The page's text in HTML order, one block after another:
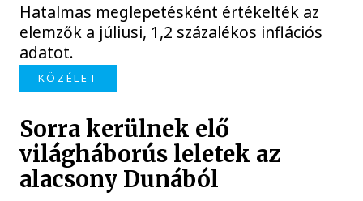
Hatalmas meglepetésként értékelték az
elemzők a júliusi, 1,2 százalékos inflációs
adatot.
KÖZÉLET
Sorra kerülnek elő
világháborús leletek az
alacsony Dunából